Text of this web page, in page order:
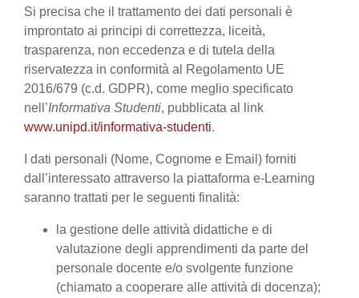
Si precisa che il trattamento dei dati personali è
improntato ai principi di correttezza, liceità,
trasparenza, non eccedenza e di tutela della
riservatezza in conformità al Regolamento UE
2016/679 (c.d. GDPR), come meglio specificato
nell’Informativa Studenti, pubblicata al link
www.unipd.it/informativa-studenti.
I dati personali (Nome, Cognome e Email) forniti
dall’interessato attraverso la piattaforma e-Learning
saranno trattati per le seguenti finalità:
la gestione delle attività didattiche e di
valutazione degli apprendimenti da parte del
personale docente e/o svolgente funzione
(chiamato a cooperare alle attività di docenza);